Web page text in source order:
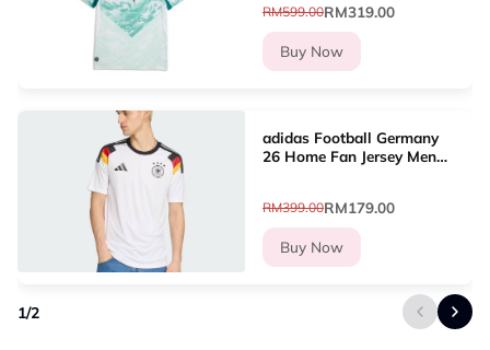
RM599.00RM319.00
Buy Now
adidas Football Germany
26 Home Fan Jersey Men
RM399.00RM179.00
Buy Now
1/2